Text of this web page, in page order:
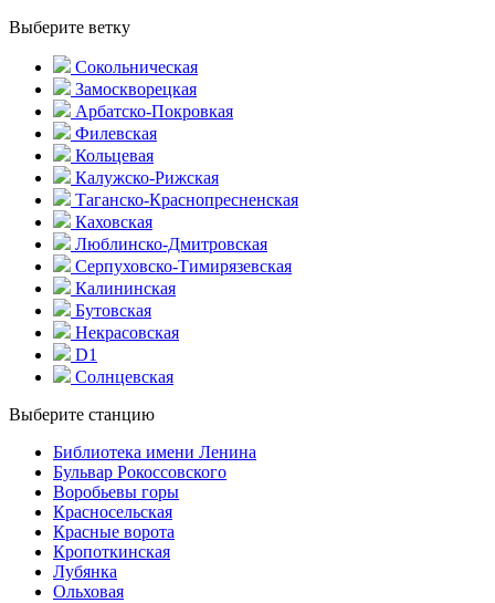
Выберите ветку
Сокольническая
Замоскворецкая
Арбатско-Покровкая
Филевская
Кольцевая
Калужско-Рижская
Таганско-Краснопресненская
Каховская
Люблинско-Дмитровская
Серпуховско-Тимирязевская
Калининская
Бутовская
Некрасовская
D1
Солнцевская
Выберите станцию
Библиотека имени Ленина
Бульвар Рокоссовского
Воробьевы горы
Красно­сельская
Красные ворота
Кропоткинс­кая
Лубянка
Ольховая